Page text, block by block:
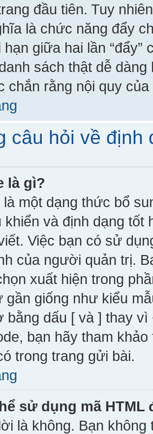
đầu tiên. Tuy
là chức năng đẩy
giữa hai lần “đẩy”
sách thật dễ
chắn rằng nội quy
câu hỏi về định
là gì?
là một dạng thức bổ
khiển và định dạng
Việc bạn có sử
của người quản trị.
xuất hiện trong
giống như kiểu
bằng dấu [ và ] thay
bạn hãy tham
trong trang gửi bài.
sử dụng mã
là không. Bạn